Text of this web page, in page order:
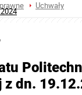
Uchwały
z dn.